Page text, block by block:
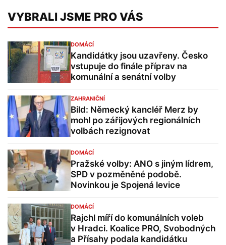
VYBRALI JSME PRO VÁS
DOMÁCÍ
Kandidátky jsou uzavřeny. Česko
vstupuje do finále příprav na
komunální a senátní volby
ZAHRANIČNÍ
Bild: Německý kancléř Merz by
mohl po zářijových regionálních
volbách rezignovat
DOMÁCÍ
Pražské volby: ANO s jiným lídrem,
SPD v pozměněné podobě.
Novinkou je Spojená levice
DOMÁCÍ
Rajchl míří do komunálních voleb
v Hradci. Koalice PRO, Svobodných
a Přísahy podala kandidátku